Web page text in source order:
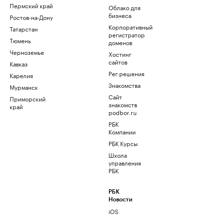
Пермский край
Ростов-на-Дону
Татарстан
Тюмень
Черноземье
Кавказ
Карелия
Мурманск
Приморский
край
Облако для
бизнеса
Корпоративный
регистратор
доменов
Хостинг
сайтов
Рег.решения
Знакомства
Сайт
знакомств
podbor.ru
РБК
Компании
РБК Курсы
Школа
управления
РБК
РБК
Новости
iOS